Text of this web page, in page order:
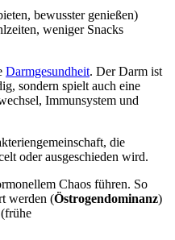
bewusster genießen)
weniger Snacks
Darmgesundheit. Der Darm ist
sondern spielt auch eine
Immunsystem und
die
oder ausgeschieden wird.
Chaos führen. So
werden (Östrogendominanz)